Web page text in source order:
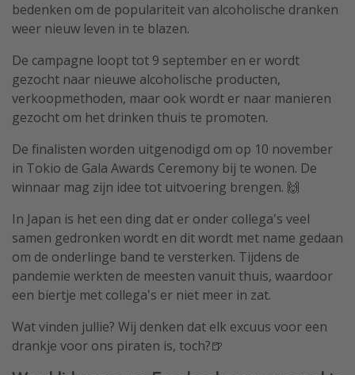
All inclusive vakantie in Griekenland
bedenken om de populariteit van alcoholische dranken
weer nieuw leven in te blazen.
De campagne loopt tot 9 september en er wordt
gezocht naar nieuwe alcoholische producten,
verkoopmethoden, maar ook wordt er naar manieren
gezocht om het drinken thuis te promoten.
De finalisten worden uitgenodigd om op 10 november
in Tokio de Gala Awards Ceremony bij te wonen. De
winnaar mag zijn idee tot uitvoering brengen. 🙌
In Japan is het een ding dat er onder collega's veel
samen gedronken wordt en dit wordt met name gedaan
om de onderlinge band te versterken. Tijdens de
pandemie werkten de meesten vanuit thuis, waardoor
een biertje met collega's er niet meer in zat.
Wat vinden jullie? Wij denken dat elk excuus voor een
drankje voor ons piraten is, toch?🍺